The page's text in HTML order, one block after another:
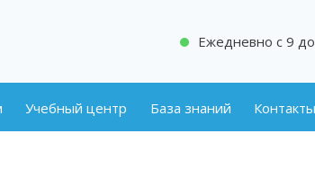
Ежедневно с 9
Учебный центр База знаний Контакты